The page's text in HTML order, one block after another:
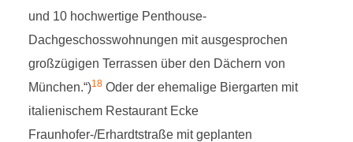
und 10 hochwertige Penthouse-
Dachgeschosswohnungen mit ausgesprochen
großzügigen Terrassen über den Dächern von
München.“)18Oder der ehemalige Biergarten mit
italienischem Restaurant Ecke
Fraunhofer-/Erhardtstraße mit geplanten